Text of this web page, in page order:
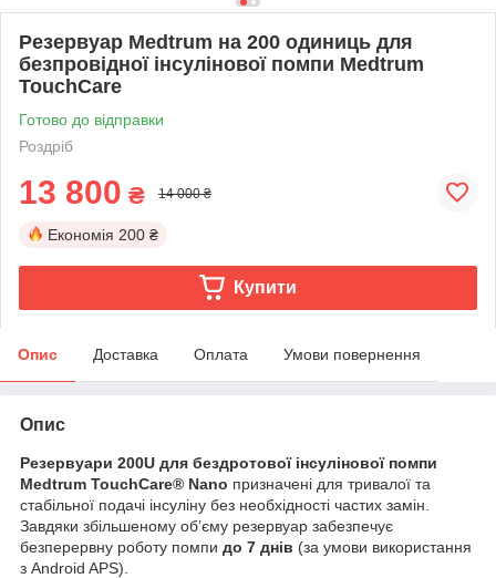
Резервуар Medtrum на 200 одиниць для
безпровідної інсулінової помпи Medtrum
TouchCare
Готово до відправки
Роздріб
13 800 ₴ 14 000 ₴
Економія 200 ₴
Купити
Опис Доставка Оплата Умови повернення
Опис
Резервуари 200U для бездротової інсулінової помпи
Medtrum TouchCare® Nano призначені для тривалої та
стабільної подачі інсуліну без необхідності частих замін.
Завдяки збільшеному об’єму резервуар забезпечує
безперервну роботу помпи до 7 днів (за умови використання
з Android APS).